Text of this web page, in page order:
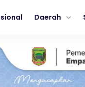
Daerah